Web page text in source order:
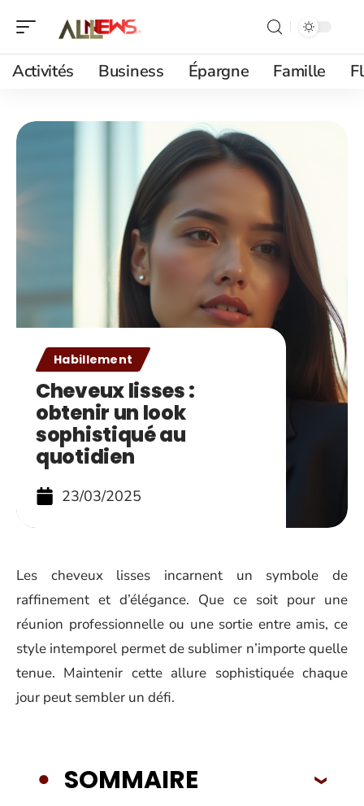
Activités Business Épargne Famille
Habillement
Cheveux lisses :
obtenir un look
sophistiqué au
quotidien
23/03/2025
Les cheveux lisses incarnent un symbole de
raffinement et d’élégance. Que ce soit pour une
réunion professionnelle ou une sortie entre amis, ce
style intemporel permet de sublimer n’importe quelle
tenue. Maintenir cette allure sophistiquée chaque
jour peut sembler un défi.
SOMMAIRE